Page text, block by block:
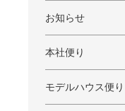
お知らせ
本社便り
モデルハウス便り